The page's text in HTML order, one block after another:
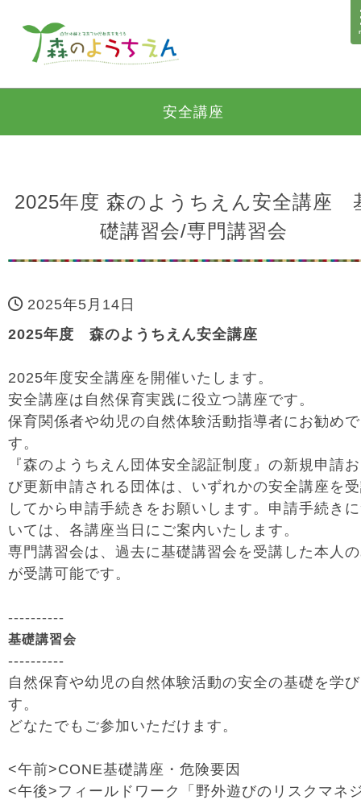
安全講座
2025年度 森のようちえん安全講座
礎講習会/専門講習会
2025年5月14日
2025年度 森のようちえん安全講座
2025年度安全講座を開催いたします。
安全講座は自然保育実践に役立つ講座です。
保育関係者や幼児の自然体験活動指導者にお勧めで
す。
『森のようちえん団体安全認証制度』の新規申請
び更新申請される団体は、いずれかの安全講座を
してから申請手続きをお願いします。申請手続き
いては、各講座当日にご案内いたします。
専門講習会は、過去に基礎講習会を受講した本人
が受講可能です。
----------
基礎講習会
----------
自然保育や幼児の自然体験活動の安全の基礎を学
す。
どなたでもご参加いただけます。
<午前>CONE基礎講座・危険要因
<午後>フィールドワーク「野外遊びのリスクマネ